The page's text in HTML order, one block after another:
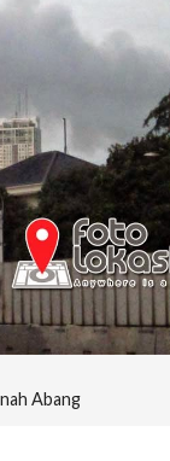
Abang